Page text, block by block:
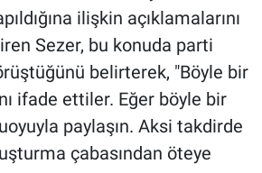
ilişkin açıklamalarını
Sezer, bu konuda parti
belirterek, "Böyle bir
ifade ettiler. Eğer böyle bir
paylaşın. Aksi takdirde
çabasından öteye